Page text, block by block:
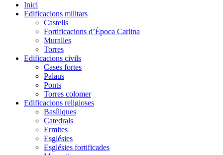
Inici
Edificacions militars
Castells
Fortificacions d’Època Carlina
Muralles
Torres
Edificacions civils
Cases fortes
Palaus
Ponts
Torres colomer
Edificacions religioses
Basíliques
Catedrals
Ermites
Esglésies
Esglésies fortificades